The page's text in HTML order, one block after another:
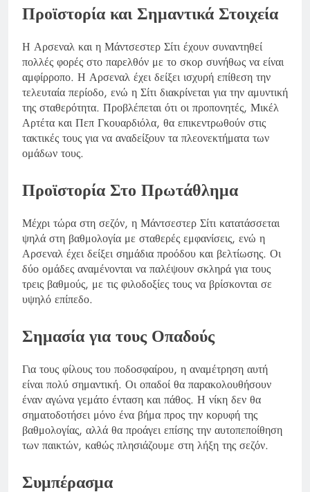
Προϊστορία και Σημαντικά Στοιχεία
Η Αρσεναλ και η Μάντσεστερ Σίτι έχουν συναντηθεί
πολλές φορές στο παρελθόν με το σκορ συνήθως να είναι
αμφίρροπο. Η Αρσεναλ έχει δείξει ισχυρή επίθεση την
τελευταία περίοδο, ενώ η Σίτι διακρίνεται για την αμυντική
της σταθερότητα. Προβλέπεται ότι οι προπονητές, Μικέλ
Αρτέτα και Πεπ Γκουαρδιόλα, θα επικεντρωθούν στις
τακτικές τους για να αναδείξουν τα πλεονεκτήματα των
ομάδων τους.
Προϊστορία Στο Πρωτάθλημα
Μέχρι τώρα στη σεζόν, η Μάντσεστερ Σίτι κατατάσσεται
ψηλά στη βαθμολογία με σταθερές εμφανίσεις, ενώ η
Αρσεναλ έχει δείξει σημάδια προόδου και βελτίωσης. Οι
δύο ομάδες αναμένονται να παλέψουν σκληρά για τους
τρεις βαθμούς, με τις φιλοδοξίες τους να βρίσκονται σε
υψηλό επίπεδο.
Σημασία για τους Οπαδούς
Για τους φίλους του ποδοσφαίρου, η αναμέτρηση αυτή
είναι πολύ σημαντική. Οι οπαδοί θα παρακολουθήσουν
έναν αγώνα γεμάτο ένταση και πάθος. Η νίκη δεν θα
σηματοδοτήσει μόνο ένα βήμα προς την κορυφή της
βαθμολογίας, αλλά θα προάγει επίσης την αυτοπεποίθηση
των παικτών, καθώς πλησιάζουμε στη λήξη της σεζόν.
Συμπέρασμα